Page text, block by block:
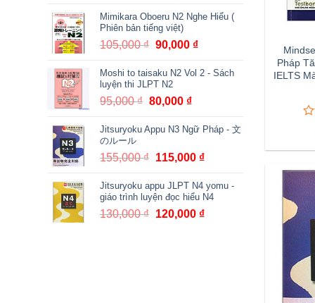
là:
380,000 ₫.
tại
Mimikara Oboeru N2 Nghe Hiểu (
Phiên bản tiếng việt)
105,000₫ Giá
là:
105,000 ₫.
90,000 ₫Giá
tại
Moshi to taisaku N2 Vol 2 - Sách
luyện thi JLPT N2
95,000₫ Giá
là:
80,000 ₫Giá
tại
80,000 ₫.
Jitsuryoku Appu N3 Ngữ Pháp - 文
のルール
155,000₫ Giá
là:
155,000 ₫.
115,000 ₫Giá
tại
là:
115,000 ₫.
Jitsuryoku appu JLPT N4 yomu -
giáo trình luyện đọc hiểu N4
130,000₫ Giá
120,000 ₫Giá
Pháp
IELTS
5